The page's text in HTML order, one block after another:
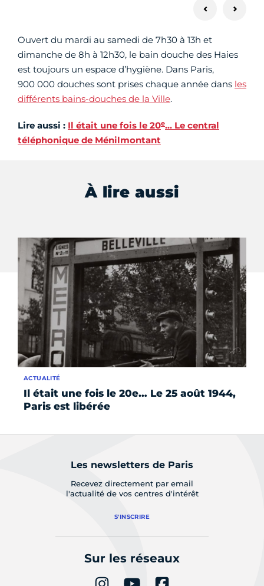
Ouvert du mardi au samedi de 7h30 à 13h et
dimanche de 8h à 12h30, le bain douche des Haies
est toujours un espace d’hygiène. Dans Paris,
900 000 douches sont prises chaque année dans les
différents bains-douches de la Ville.
Lire aussi : Il était une fois le 20e… Le central
téléphonique de Ménilmontant
À lire aussi
Il était une fois le 20e… Le 25 août 1944,
Paris est libérée
ACTUALITÉ
Les newsletters de Paris
Recevez directement par email
l'actualité de vos centres d'intérêt
S'INSCRIRE
Sur les réseaux